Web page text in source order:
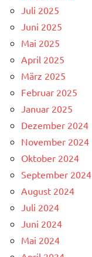
Juli 2025
Juni 2025
Mai 2025
April 2025
März 2025
Februar 2025
Januar 2025
Dezember 2024
November 2024
Oktober 2024
September 2024
August 2024
Juli 2024
Juni 2024
Mai 2024